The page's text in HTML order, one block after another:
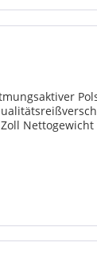
Nettogewicht